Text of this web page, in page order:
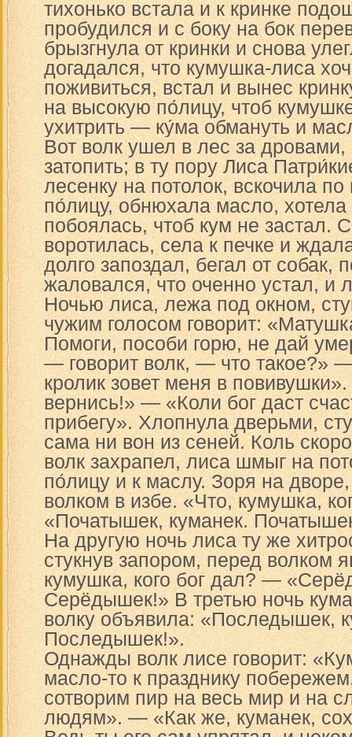
тихонько встала и к кринке
пробудился и с боку на бок
брызгнула от кринки и снова
догадался, что кумушка-лиса
поживиться, встал и вынес
на высокую по́лицу, чтоб
ухитрить — ку́ма обмануть и
Вот волк ушел в лес за дровами,
затопить; в ту пору Лиса
лесенку на потолок, вскочила
по́лицу, обнюхала масло, хотела
побоялась, чтоб кум не застал.
воротилась, села к печке и
долго запоздал, бегал от собак,
жаловался, что оченно устал, и
Ночью лиса, лежа под окном,
чужим голосом говорит:
Помоги, пособи горю, не дай
— говорит волк, — что такое?»
кролик зовет меня в
вернись!» — «Коли бог даст
прибегу». Хлопнула дверьми,
сама ни вон из сеней. Коль
волк захрапел, лиса шмыг на
по́лицу и к маслу. Зоря на
волком в избе. «Что, кумушка,
«Початышек, куманек.
На другую ночь лиса ту же
стукнув запором, перед волком
кумушка, кого бог дал? —
Серёдышек!» В третью ночь
волку объявила: «Последышек,
Последышек!».
Однажды волк лисе говорит:
масло-то к празднику
сотворим пир на весь мир и на
людям». — «Как же, куманек,